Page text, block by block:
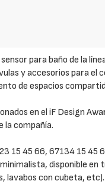
para baño de la
y accesorios para el
de espacios
en el iF Design
la compañía.
15 45 66, 67134 15 45
disponible
lavabos con cubeta,